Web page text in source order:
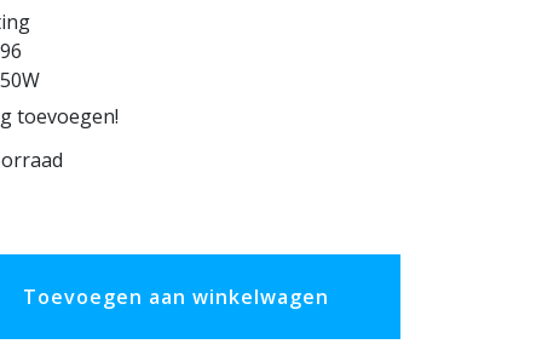
toevoegen!
Toevoegen aan winkelwagen